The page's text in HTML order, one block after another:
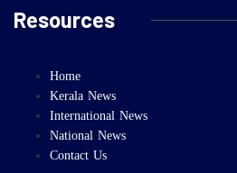
Resources
Home
Kerala News
International News
National News
Contact Us